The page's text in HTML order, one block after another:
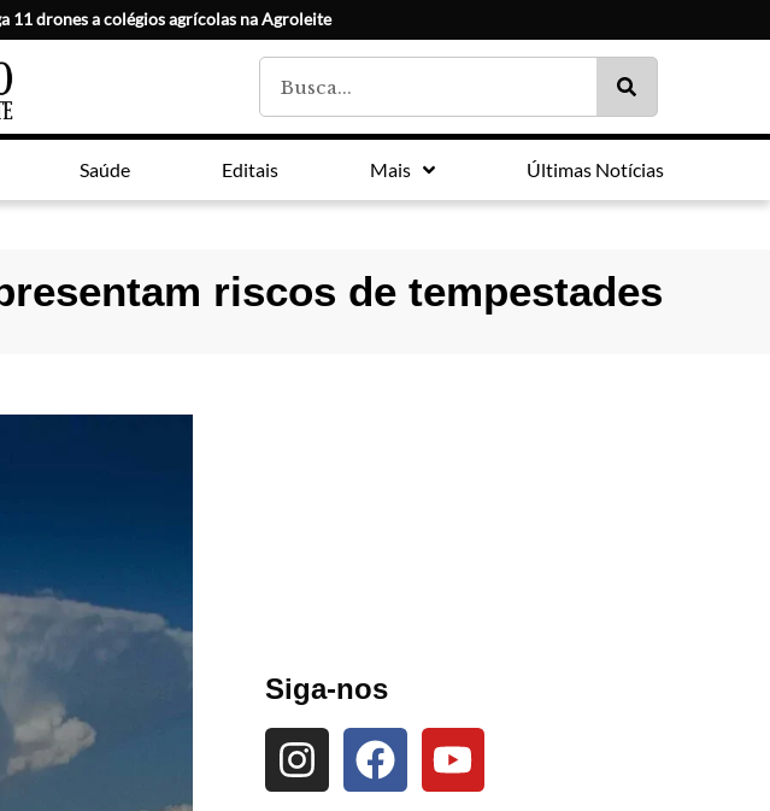
11 drones a colégios agrícolas na Agroleite
Saúde Editais Mais Últimas Notícias
riscos de tempestades
Siga-nos